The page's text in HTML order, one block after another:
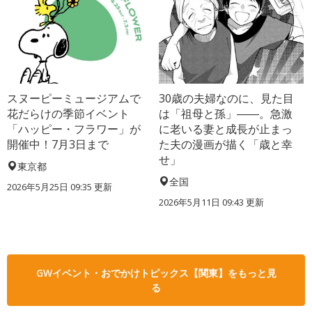
スヌーピーミュージアムで
花だらけの季節イベント
「ハッピー・フラワー」が
開催中！7月3日まで
東京都
2026年5月25日 09:35 更新
30歳の夫婦なのに、見た目
は「祖母と孫」――。急激
に老いる妻と成長が止まっ
た夫の漫画が描く「歳と幸
せ」
全国
2026年5月11日 09:43 更新
GWイベント・おでかけトピックス【関東】をもっと見
る